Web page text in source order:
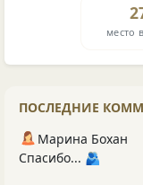
место
ПОСЛЕДНИЕ
Марина Бохан
Спасибо... 🫂